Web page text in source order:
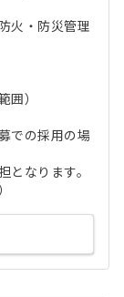
火・防災管理
囲）
での採用の場
となります。